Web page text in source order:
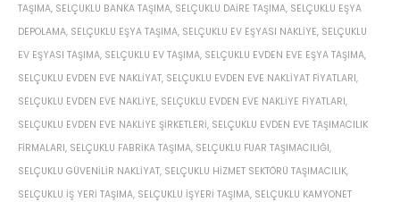
TAŞIMA, SELÇUKLU BANKA TAŞIMA, SELÇUKLU DAIRE TAŞIMA, SELÇUKLU EŞYA
DEPOLAMA, SELÇUKLU EŞYA TAŞIMA, SELÇUKLU EV EŞYASI NAKLIYE, SELÇUKLU
EV EŞYASI TAŞIMA, SELÇUKLU EV TAŞIMA, SELÇUKLU EVDEN EVE EŞYA TAŞIMA,
SELÇUKLU EVDEN EVE NAKLIYAT, SELÇUKLU EVDEN EVE NAKLIYAT FIYATLARI,
SELÇUKLU EVDEN EVE NAKLIYE, SELÇUKLU EVDEN EVE NAKLIYE FIYATLARI,
SELÇUKLU EVDEN EVE NAKLIYE ŞIRKETLERI, SELÇUKLU EVDEN EVE TAŞIMACILIK
FIRMALARI, SELÇUKLU FABRIKA TAŞIMA, SELÇUKLU FUAR TAŞIMACILIĞI,
SELÇUKLU GÜVENILIR NAKLIYAT, SELÇUKLU HIZMET SEKTÖRÜ TAŞIMACILIK,
SELÇUKLU IŞ YERI TAŞIMA, SELÇUKLU IŞYERI TAŞIMA, SELÇUKLU KAMYONET